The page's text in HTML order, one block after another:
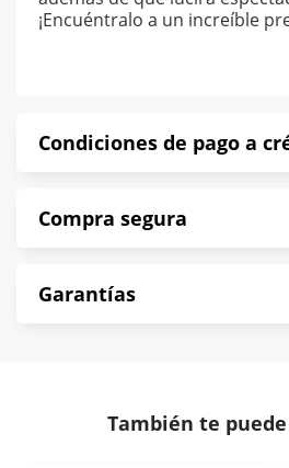
¡Encuéntralo a un increíble
Condiciones de pago a
puntualmente. Al finalizar tu
*Sujeto a aprobación de
norma de Muebles América.
Compra segura
compra es segura de principio
- Certificados de seguridad
Garantías
También te